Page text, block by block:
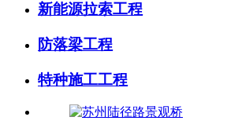
新能源拉索工程
防落梁工程
特种施工工程